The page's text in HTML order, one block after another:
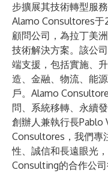
步擴展其技術轉型服務
Alamo Consultores于
顧問公司，為拉丁美
技術解決方案。該公
端支援，包括實施、
造、金融、物流、能
戶。Alamo
問、系統移轉、永續
創辦人兼執行長Pablo
Consultores，我們專
性、誠信和長遠眼光
Consulting的合作公